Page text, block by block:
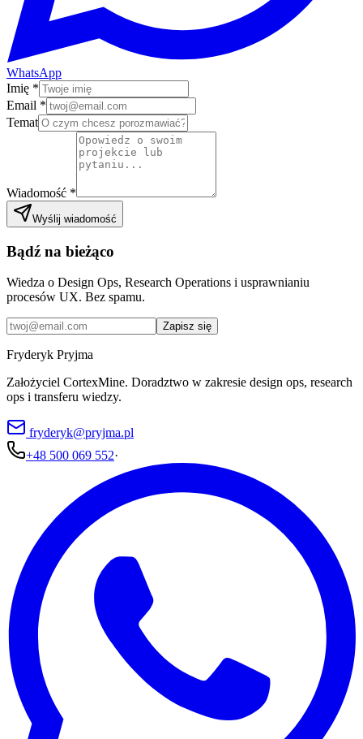
WhatsApp
Imię *
Email *
Temat
Wiadomość *
Wyślij wiadomość
Bądź na bieżąco
Wiedza o Design Ops, Research Operations i usprawnianiu
procesów UX. Bez spamu.
Zapisz się
Fryderyk Pryjma
Założyciel CortexMine. Doradztwo w zakresie design ops, research
ops i transferu wiedzy.
fryderyk@pryjma.pl
+48 500 069 552·